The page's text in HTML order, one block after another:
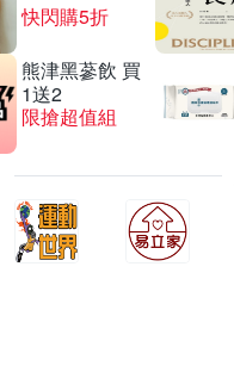
快閃購5折
熊津黑蔘飲 買
1送2
限搶超值組